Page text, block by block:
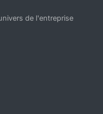
de l'entreprise